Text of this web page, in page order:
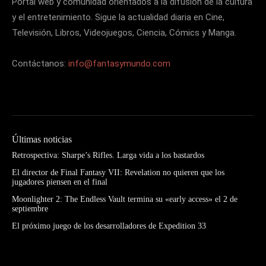
y el entretenimiento. Sigue la actualidad diaria en Cine,
Televisión, Libros, Videojuegos, Ciencia, Cómics y Manga.
Contáctanos: info@fantasymundo.com
Últimas noticias
Retrospectiva: Sharpe’s Rifles. Larga vida a los bastardos
El director de Final Fantasy VII: Revelation no quieren que los
jugadores piensen en el final
Moonlighter 2: The Endless Vault termina su «early access» el 2 de
septiembre
El próximo juego de los desarrolladores de Expedition 33